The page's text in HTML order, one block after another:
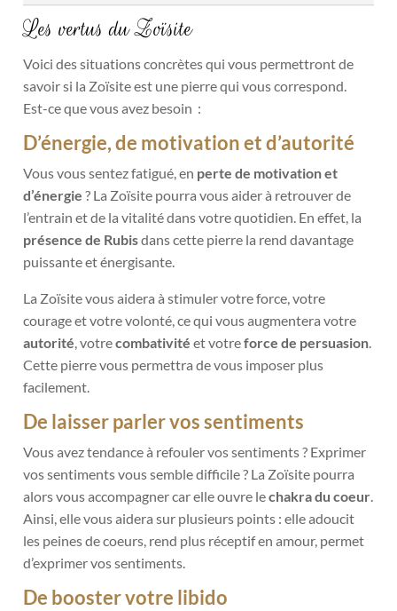
la
Les vertus du Zoïsite
Voici des situations concrètes qui vous permettront de
savoir si la Zoïsite est une pierre qui vous correspond.
Est-ce que vous avez besoin :
D’énergie, de motivation et d’autorité
Vous vous sentez fatigué, en perte de motivation et
d’énergie ? La Zoïsite pourra vous aider à retrouver de
l’entrain et de la vitalité dans votre quotidien. En effet, la
présence de Rubisdans cette pierre la rend davantage
puissante et énergisante.
La Zoïsite vous aidera à stimuler votre force, votre
courage et votre volonté, ce qui vous augmentera votre
autorité, votrecombativité et votreforce de persuasion.
Cette pierre vous permettra de vous imposer plus
facilement.
De laisser parler vos sentiments
Vous avez tendance à refouler vos sentiments ? Exprimer
vos sentiments vous semble difficile ? La Zoïsite pourra
alors vous accompagner car elle ouvre lechakra du coeur.
Ainsi, elle vous aidera sur plusieurs points : elle adoucit
les peines de coeurs, rend plus réceptif en amour, permet
d’exprimer vos sentiments.
De booster votre libido